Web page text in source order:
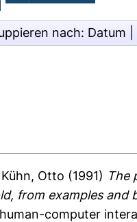
nach: Datum
Kühn, Otto (1991) The
from examples and
computer